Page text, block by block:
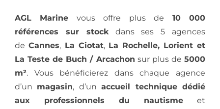
AGL Marine vous offre plus de 10 000
références sur stockdans ses 5 agences
deCannes, La Ciotat, La Rochelle, Lorient et
La Teste de Buch / Arcachon sur plus de5000
m². Vous bénéficierez dans chaque agence
d’un magasin, d’unaccueil technique dédié
aux professionnels du nautisme et